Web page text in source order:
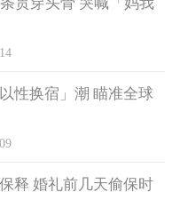
性换宿」潮 瞄准全球
释 婚礼前几天偷保时